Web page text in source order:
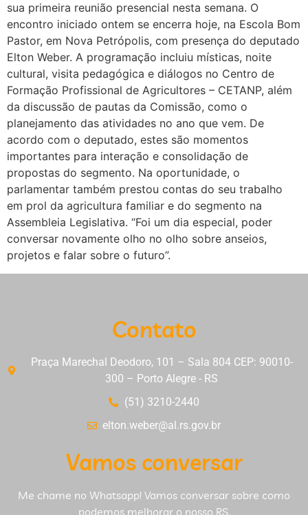
sua primeira reunião presencial nesta semana. O
encontro iniciado ontem se encerra hoje, na Escola Bom
Pastor, em Nova Petrópolis, com presença do deputado
Elton Weber. A programação incluiu místicas, noite
cultural, visita pedagógica e diálogos no Centro de
Formação Profissional de Agricultores – CETANP, além
da discussão de pautas da Comissão, como o
planejamento das atividades no ano que vem. De
acordo com o deputado, estes são momentos
importantes para interação e consolidação de
propostas do segmento. Na oportunidade, o
parlamentar também prestou contas do seu trabalho
em prol da agricultura familiar e do segmento na
Assembleia Legislativa. “Foi um dia especial, poder
conversar novamente olho no olho sobre anseios,
projetos e falar sobre o futuro”.
Contato
Praça Marechal Deodoro, 101 – Sala 804 CEP: 90010-
300 – Porto Alegre - RS
(51) 3210-2440
elton.weber@al.rs.gov.br
Vamos conversar
Me chame no Whatsapp! Vamos conversar sobre como
podemos melhorar o nosso RS.